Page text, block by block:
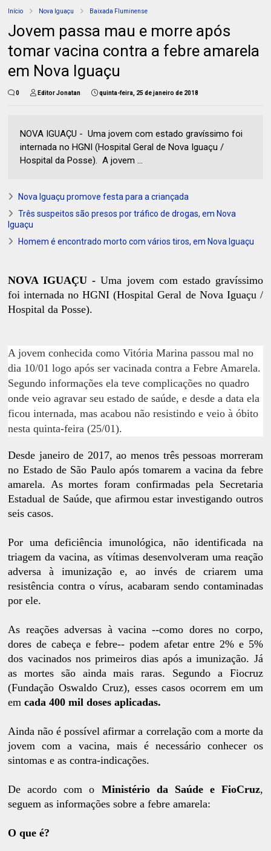
Início Nova Iguaçu Baixada Fluminense
Jovem passa mau e morre após
tomar vacina contra a febre amarela
em Nova Iguaçu
0 Editor Jonatan quinta-feira, 25 de janeiro de 2018
NOVA IGUAÇU - Uma jovem com estado gravíssimo foi
internada no HGNI (Hospital Geral de Nova Iguaçu /
Hospital da Posse). A jovem ...
Nova Iguaçu promove festa para a criançada
Três suspeitos são presos por tráfico de drogas, em Nova
Iguaçu
Homem é encontrado morto com vários tiros, em Nova Iguaçu
NOVA IGUAÇU -Uma jovem com estado gravíssimo
foi internada no HGNI (Hospital Geral de Nova Iguaçu /
Hospital da Posse).
A jovem conhecida como Vitória Marina passou mal no
dia 10/01 logo após ser vacinada contra a Febre Amarela.
Segundo informações ela teve complicações no quadro
onde veio agravar seu estado de saúde, e desde a data ela
ficou internada, mas acabou não resistindo e veio à óbito
nesta quinta-feira (25/01).
Desde janeiro de 2017, ao menos três pessoas morreram
no Estado de São Paulo após tomarem a vacina da febre
amarela. As mortes foram confirmadas pela Secretaria
Estadual de Saúde, que afirmou estar investigando outros
seis casos.
Por uma deficiência imunológica, não identificada na
triagem da vacina, as vítimas desenvolveram uma reação
adversa à imunização e, ao invés de criarem uma
resistência contra o vírus, acabaram sendo contaminadas
por ele.
As reações adversas à vacina --como dores no corpo,
dores de cabeça e febre-- podem afetar entre 2% e 5%
dos vacinados nos primeiros dias após a imunização. Já
as mortes são ainda mais raras. Segundo a Fiocruz
(Fundação Oswaldo Cruz), esses casos ocorrem em um
emcada 400 mil doses aplicadas.
Ainda não é possível afirmar a correlação com a morte da
jovem com a vacina, mais é necessário conhecer os
sintomas e as contra-indicações.
De acordo com o Ministério da Saúde e FioCruz,
seguem as informações sobre a febre amarela:
O que é?